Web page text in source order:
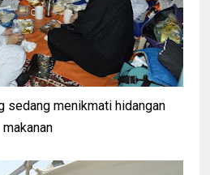
sedang menikmati hidangan
makanan